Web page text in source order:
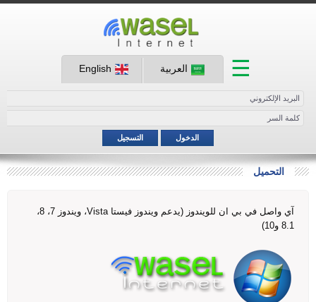
English العربية ☰
الدخول التسجيل
التحميل
آي واصل في بي ان للويندوز (يدعم ويندوز فيستا Vista، ويندوز 7، 8،
8.1 و10)